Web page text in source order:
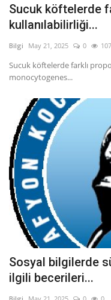
Sucuk köftelerde
kullanılabilirliği...
Bilgi May 21, 2025 0
Sucuk köftelerde farklı
monocytogenes...
Sosyal bilgilerde
ilgili becerileri...